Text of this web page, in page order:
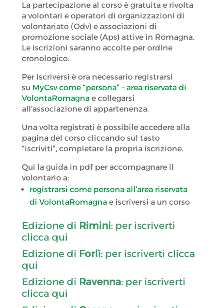
La partecipazione al corso è gratuita e rivolta
a volontari e operatori di organizzazioni di
volontariato (Odv) e associazioni di
promozione sociale (Aps) attive in Romagna.
Le iscrizioni saranno accolte per ordine
cronologico.
Per iscriversi è ora necessario registrarsi
su MyCsv come “persona” – area riservata di
VolontaRomagnae collegarsi
all’associazione di appartenenza.
Una volta registrati è possibile accedere alla
pagina del corso cliccando sul tasto
“iscriviti”, completare la propria iscrizione.
Qui la guida in pdf per accompagnare il
volontario a:
registrarsi come persona all’area riservata
di VolontaRomagnae iscriversi a un corso
Edizione di Rimini: per iscriverti
clicca qui
Edizione di Forlì: per iscriverti clicca
qui
Edizione di Ravenna: per iscriverti
clicca qui